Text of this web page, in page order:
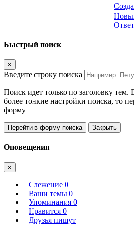
Быстрый поиск
×
Введите строку поиска
Поиск идет только по заголовку
более тонкие настройки поиска, то
форму.
Перейти в форму поиска Закрыть
Оповещения
×
Слежение 0
Ваши темы 0
Упоминания 0
Нравится 0
Друзья пишут